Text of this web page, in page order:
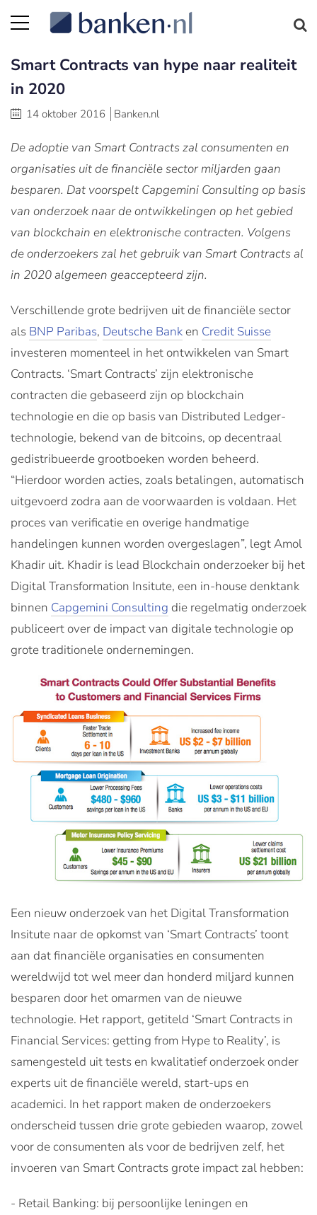
Smart Contracts van hype naar realiteit
in 2020
14 oktober 2016 Banken.nl
De adoptie van Smart Contracts zal consumenten en
organisaties uit de financiële sector miljarden gaan
besparen. Dat voorspelt Capgemini Consulting op basis
van onderzoek naar de ontwikkelingen op het gebied
van blockchain en elektronische contracten. Volgens
de onderzoekers zal het gebruik van Smart Contracts al
in 2020 algemeen geaccepteerd zijn.
Verschillende grote bedrijven uit de financiële sector
als BNP Paribas, Deutsche Bank en Credit Suisse
investeren momenteel in het ontwikkelen van Smart
Contracts. ‘Smart Contracts’ zijn elektronische
contracten die gebaseerd zijn op blockchain
technologie en die op basis van Distributed Ledger-
technologie, bekend van de bitcoins, op decentraal
gedistribueerde grootboeken worden beheerd.
“Hierdoor worden acties, zoals betalingen, automatisch
uitgevoerd zodra aan de voorwaarden is voldaan. Het
proces van verificatie en overige handmatige
handelingen kunnen worden overgeslagen”, legt Amol
Khadir uit. Khadir is lead Blockchain onderzoeker bij het
Digital Transformation Insitute, een in-house denktank
binnen Capgemini Consulting die regelmatig onderzoek
publiceert over de impact van digitale technologie op
grote traditionele ondernemingen.
Een nieuw onderzoek van het Digital Transformation
Insitute naar de opkomst van ‘Smart Contracts’ toont
aan dat financiële organisaties en consumenten
wereldwijd tot wel meer dan honderd miljard kunnen
besparen door het omarmen van de nieuwe
technologie. Het rapport, getiteld ‘Smart Contracts in
Financial Services: getting from Hype to Reality’, is
samengesteld uit tests en kwalitatief onderzoek onder
experts uit de financiële wereld, start-ups en
academici. In het rapport maken de onderzoekers
onderscheid tussen drie grote gebieden waarop, zowel
voor de consumenten als voor de bedrijven zelf, het
invoeren van Smart Contracts grote impact zal hebben:
- Retail Banking: bij persoonlijke leningen en